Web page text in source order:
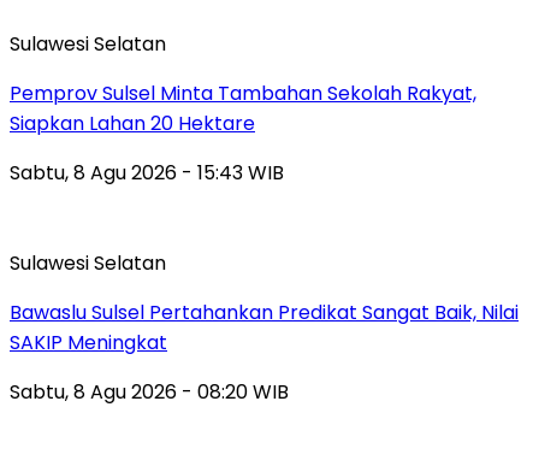
Sulawesi Selatan
Pemprov Sulsel Minta Tambahan Sekolah Rakyat,
Siapkan Lahan 20 Hektare
Sabtu, 8 Agu 2026 - 15:43 WIB
Sulawesi Selatan
Bawaslu Sulsel Pertahankan Predikat Sangat Baik, Nilai
SAKIP Meningkat
Sabtu, 8 Agu 2026 - 08:20 WIB